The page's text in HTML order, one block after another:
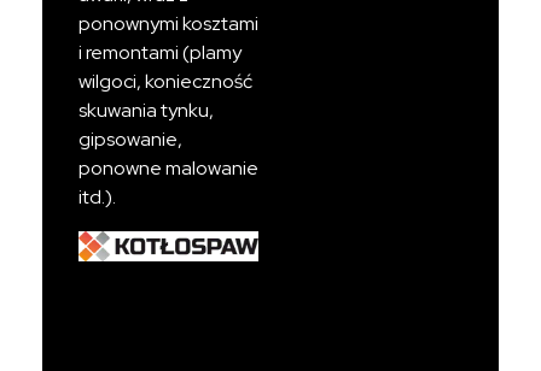
ponownymi kosztami
i remontami (plamy
wilgoci, konieczność
skuwania tynku,
gipsowanie,
ponowne malowanie
itd.).